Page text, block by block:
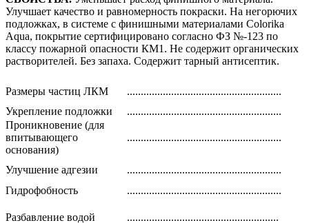
Улучшает качество и равномерность покраски. На негорючих
подложках, в системе с финишными материалами Colorika
Aqua, покрытие сертифицировано согласно ФЗ №-123 по
классу пожарной опасности КМ1. Не содержит органических
растворителей. Без запаха. Содержит тарный антисептик.
Размеры частиц ЛКМ
........................................................
Укрепление подложки
........................................................
Проникновение (для
впитывающего
основания)
........................................................
Улучшение адгезии
........................................................
Гидрофобность
........................................................
Разбавление водой .......................................................